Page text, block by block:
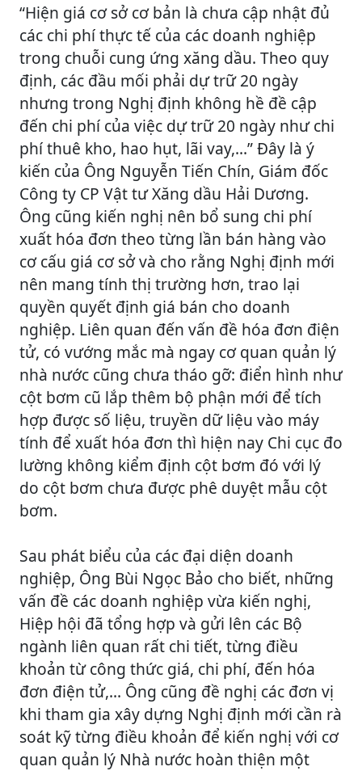
“Hiện giá cơ sở cơ bản là chưa cập nhật đủ
các chi phí thực tế của các doanh nghiệp
trong chuỗi cung ứng xăng dầu. Theo quy
định, các đầu mối phải dự trữ 20 ngày
nhưng trong Nghị định không hề đề cập
đến chi phí của việc dự trữ 20 ngày như chi
phí thuê kho, hao hụt, lãi vay,...” Đây là ý
kiến của Ông Nguyễn Tiến Chín, Giám đốc
Công ty CP Vật tư Xăng dầu Hải Dương.
Ông cũng kiến nghị nên bổ sung chi phí
xuất hóa đơn theo từng lần bán hàng vào
cơ cấu giá cơ sở và cho rằng Nghị định mới
nên mang tính thị trường hơn, trao lại
quyền quyết định giá bán cho doanh
nghiệp. Liên quan đến vấn đề hóa đơn điện
tử, có vướng mắc mà ngay cơ quan quản lý
nhà nước cũng chưa tháo gỡ: điển hình như
cột bơm cũ lắp thêm bộ phận mới để tích
hợp được số liệu, truyền dữ liệu vào máy
tính để xuất hóa đơn thì hiện nay Chi cục đo
lường không kiểm định cột bơm đó với lý
do cột bơm chưa được phê duyệt mẫu cột
bơm.
Sau phát biểu của các đại diện doanh
nghiệp, Ông Bùi Ngọc Bảo cho biết, những
vấn đề các doanh nghiệp vừa kiến nghị,
Hiệp hội đã tổng hợp và gửi lên các Bộ
ngành liên quan rất chi tiết, từng điều
khoản từ công thức giá, chi phí, đến hóa
đơn điện tử,... Ông cũng đề nghị các đơn vị
khi tham gia xây dựng Nghị định mới cần rà
soát kỹ từng điều khoản để kiến nghị với cơ
quan quản lý Nhà nước hoàn thiện một